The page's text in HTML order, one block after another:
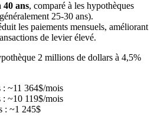
40 ans, comparé à les hypothèques
25-30 ans).
les paiements mensuels, améliorant
de levier élevé.
2 millions de dollars à 4,5%
: ~11 364$/mois
: ~10 119$/mois
: ~1 245$